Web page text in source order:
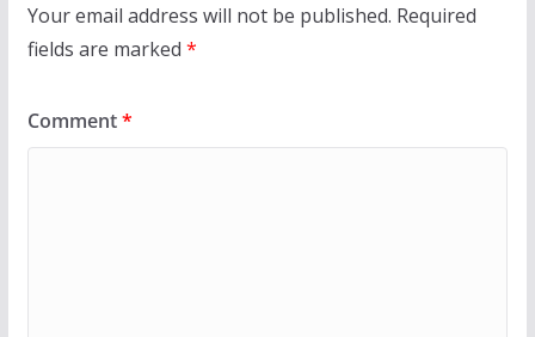
Your email address will not be published. Required
fields are marked *
Comment*